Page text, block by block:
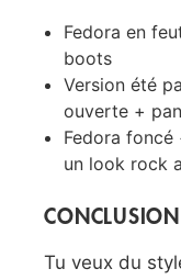
Fedora en
boots
Version été
ouverte +
Fedora
un look rock
CONCLUSION
Tu veux du